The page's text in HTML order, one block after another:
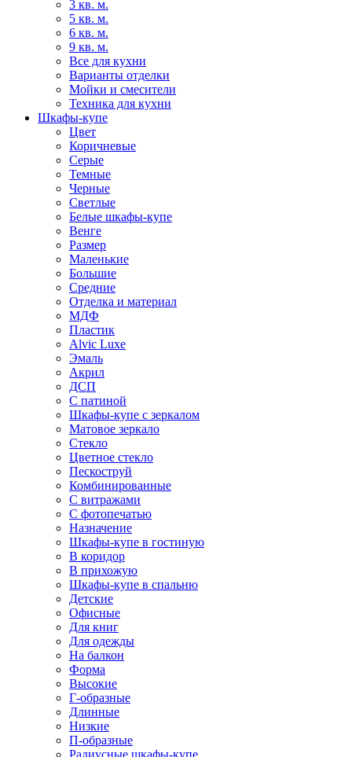
3 кв. м.
5 кв. м.
6 кв. м.
9 кв. м.
Все для кухни
Варианты отделки
Мойки и смесители
Техника для кухни
Шкафы-купе
Цвет
Коричневые
Серые
Темные
Черные
Светлые
Белые шкафы-купе
Венге
Размер
Маленькие
Большие
Средние
Отделка и материал
МДФ
Пластик
Alvic Luxe
Эмаль
Акрил
ДСП
С патиной
Шкафы-купе с зеркалом
Матовое зеркало
Стекло
Цветное стекло
Пескоструй
Комбинированные
С витражами
С фотопечатью
Назначение
Шкафы-купе в гостиную
В коридор
В прихожую
Шкафы-купе в спальню
Детские
Офисные
Для книг
Для одежды
На балкон
Форма
Высокие
Г-образные
Длинные
Низкие
П-образные
Радиусные шкафы-купе